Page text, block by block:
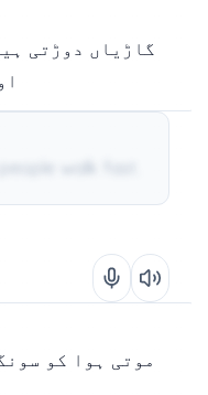
گاڑیاں دوڑتی
موتی ہوا کو